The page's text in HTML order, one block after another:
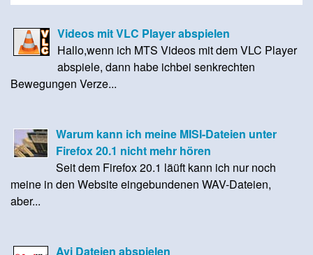
Videos mit VLC Player abspielen
Hallo,wenn ich MTS Videos mit dem VLC Player
abspiele, dann habe ichbei senkrechten
Bewegungen Verze...
Warum kann ich meine MISI-Dateien unter
Firefox 20.1 nicht mehr hören
Seit dem Firefox 20.1 läüft kann ich nur noch
meine in den Website eingebundenen WAV-Dateien,
aber...
Avi Dateien abspielen